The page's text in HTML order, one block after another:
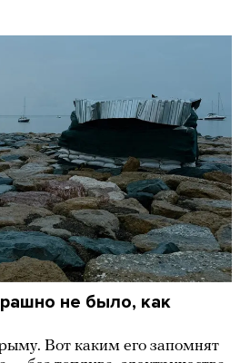
не было, как
Вот каким его запомнят